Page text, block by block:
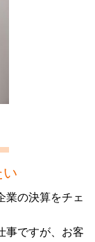
い
業の決算をチェ
事ですが、お客